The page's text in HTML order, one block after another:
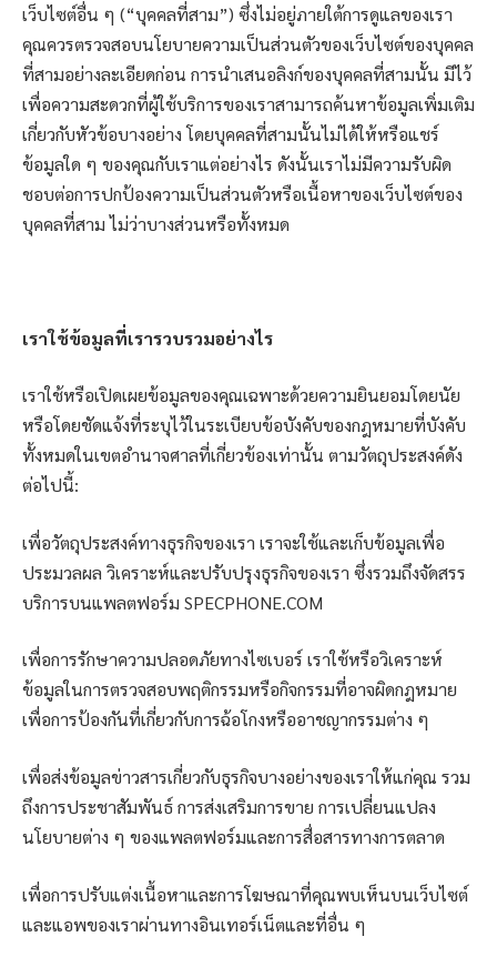
เว็บไซต์อื่น ๆ (“บุคคลที่สาม”) ซึ่งไม่อยู่ภายใต้การดูแลของเรา
คุณควรตรวจสอบนโยบายความเป็นส่วนตัวของเว็บไซต์ของบุคคล
ที่สามอย่างละเอียดก่อน การนำเสนอลิงก์ของบุคคลที่สามนั้น มีไว้
เพื่อความสะดวกที่ผู้ใช้บริการของเราสามารถค้นหาข้อมูลเพิ่มเติม
เกี่ยวกับหัวข้อบางอย่าง โดยบุคคลที่สามนั้นไม่ได้ให้หรือแชร์
ข้อมูลใด ๆ ของคุณกับเราแต่อย่างไร ดังนั้นเราไม่มีความรับผิด
ชอบต่อการปกป้องความเป็นส่วนตัวหรือเนื้อหาของเว็บไซต์ของ
บุคคลที่สาม ไม่ว่าบางส่วนหรือทั้งหมด
เราใช้ข้อมูลที่เรารวบรวมอย่างไร
เราใช้หรือเปิดเผยข้อมูลของคุณเฉพาะด้วยความยินยอมโดยนัย
หรือโดยชัดแจ้งที่ระบุไว้ในระเบียบข้อบังคับของกฎหมายที่บังคับ
ทั้งหมดในเขตอำนาจศาลที่เกี่ยวข้องเท่านั้น ตามวัตถุประสงค์ดัง
ต่อไปนี้:
เพื่อวัตถุประสงค์ทางธุรกิจของเรา เราจะใช้และเก็บข้อมูลเพื่อ
ประมวลผล วิเคราะห์และปรับปรุงธุรกิจของเรา ซึ่งรวมถึงจัดสรร
บริการบนแพลตฟอร์ม SPECPHONE.COM
เพื่อการรักษาความปลอดภัยทางไซเบอร์ เราใช้หรือวิเคราะห์
ข้อมูลในการตรวจสอบพฤติกรรมหรือกิจกรรมที่อาจผิดกฎหมาย
เพื่อการป้องกันที่เกี่ยวกับการฉ้อโกงหรืออาชญากรรมต่าง ๆ
เพื่อส่งข้อมูลข่าวสารเกี่ยวกับธุรกิจบางอย่างของเราให้แก่คุณ รวม
ถึงการประชาสัมพันธ์ การส่งเสริมการขาย การเปลี่ยนแปลง
นโยบายต่าง ๆ ของแพลตฟอร์มและการสื่อสารทางการตลาด
เพื่อการปรับแต่งเนื้อหาและการโฆษณาที่คุณพบเห็นบนเว็บไซต์
และแอพของเราผ่านทางอินเทอร์เน็ตและที่อื่น ๆ